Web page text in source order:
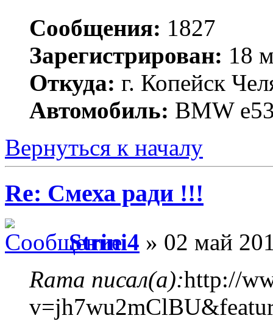
Сообщения: 1827
Зарегистрирован: 18
Откуда: г. Копейск
Автомобиль: BMW
Вернуться к началу
Re: Смеха ради !!!
Strini4 » 02 май
Rama писал(а):http://